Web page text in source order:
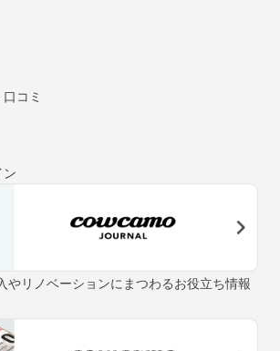
コミ
ン
やリノベーションにまつわるお役立ち情報